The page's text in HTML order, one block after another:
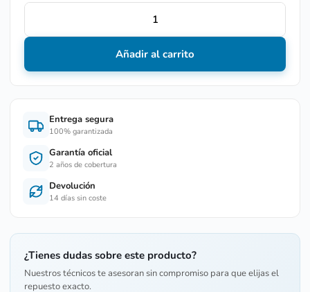
Añadir al carrito
Entrega segura
100% garantizada
Garantía oficial
2 años de cobertura
Devolución
14 días sin coste
¿Tienes dudas sobre este producto?
Nuestros técnicos te asesoran sin compromiso para que elijas el
repuesto exacto.